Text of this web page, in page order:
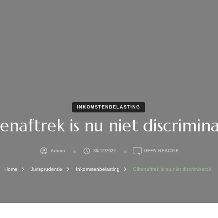
INKOMSTENBELASTING
is nu niet
Admin 30/12/2022 GEEN REACTIEOP
NU
Home Jurisprudentie Inkomstenbelasting Giftenaftrek is nu niet discriminatoir